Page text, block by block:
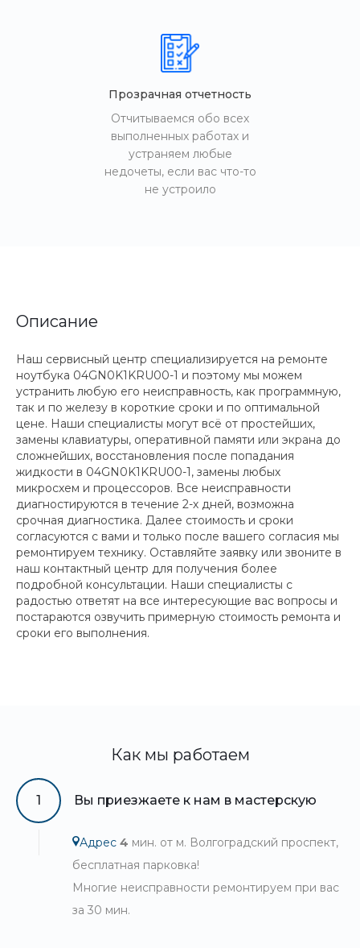
Прозрачная отчетность
Отчитываемся обо всех
выполненных работах и
устраняем любые
недочеты, если вас что-то
не устроило
Описание
Наш сервисный центр специализируется на ремонте
ноутбука 04GN0K1KRU00-1 и поэтому мы можем
устранить любую его неисправность, как программную,
так и по железу в короткие сроки и по оптимальной
цене. Наши специалисты могут всё от простейших,
замены клавиатуры, оперативной памяти или экрана до
сложнейших, восстановления после попадания
жидкости в 04GN0K1KRU00-1, замены любых
микросхем и процессоров. Все неисправности
диагностируются в течение 2-х дней, возможна
срочная диагностика. Далее стоимость и сроки
согласуются с вами и только после вашего согласия мы
ремонтируем технику. Оставляйте заявку или звоните в
наш контактный центр для получения более
подробной консультации. Наши специалисты с
радостью ответят на все интересующие вас вопросы и
постараются озвучить примерную стоимость ремонта и
сроки его выполнения.
Как мы работаем
1 Вы приезжаете к нам в мастерскую
Адрес 4 мин. от м. Волгоградский проспект,
бесплатная парковка!
Многие неисправности ремонтируем при вас
за 30 мин.